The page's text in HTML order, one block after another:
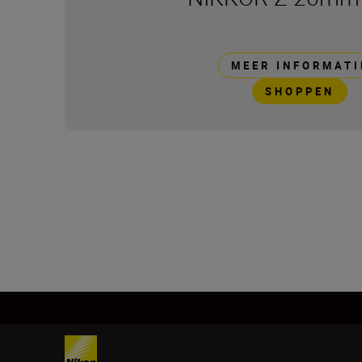
MEER
SHOPPEN